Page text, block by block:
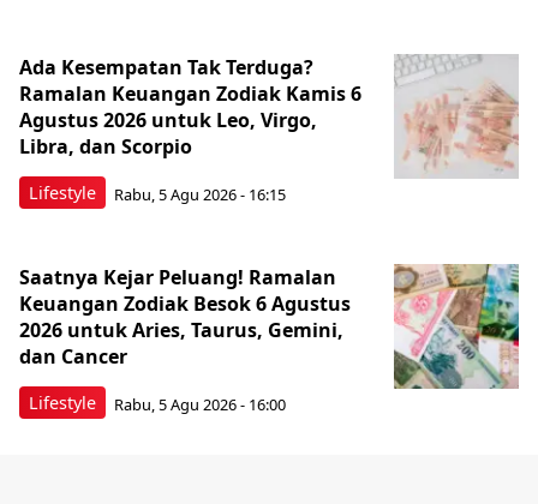
Lifestyle
Ada Kesempatan Tak Terduga?
Ramalan Keuangan Zodiak Kamis 6
Agustus 2026 untuk Leo, Virgo,
Libra, dan Scorpio
Rabu, 5 Agu 2026 - 16:15
Lifestyle
Saatnya Kejar Peluang! Ramalan
Keuangan Zodiak Besok 6 Agustus
2026 untuk Aries, Taurus, Gemini,
dan Cancer
Rabu, 5 Agu 2026 - 16:00